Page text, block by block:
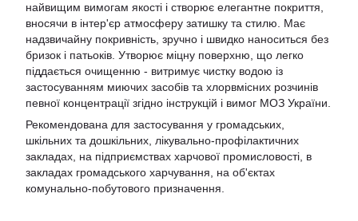
найвищим вимогам якості і створює елегантне покриття,
вносячи в інтер'єр атмосферу затишку та стилю. Має
надзвичайну покривність, зручно і швидко наноситься без
бризок і патьоків. Утворює міцну поверхню, що легко
піддається очищенню - витримує чистку водою із
застосуванням миючих засобів та хлорвмісних розчинів
певної концентрації згідно інструкцій і вимог МОЗ України.
Рекомендована для застосування у громадських,
шкільних та дошкільних, лікувально-профілактичних
закладах, на підприємствах харчової промисловості, в
закладах громадського харчування, на об'єктах
комунально-побутового призначення.